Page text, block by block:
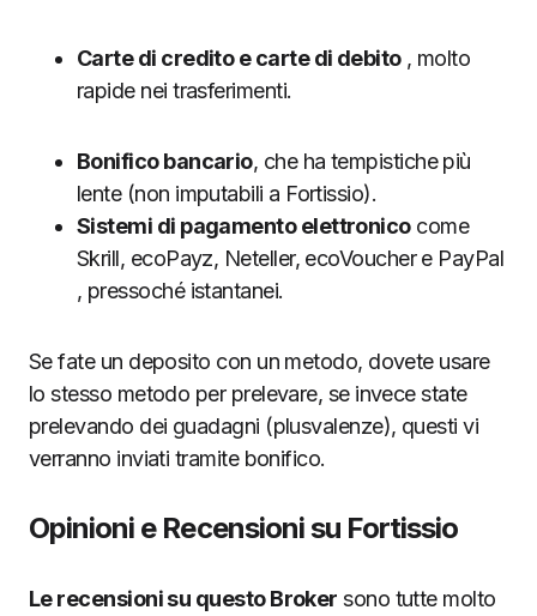
Carte di credito e carte di debito, molto
rapide nei trasferimenti.
Bonifico bancario, che ha tempistiche più
lente (non imputabili a Fortissio).
Sistemi di pagamento elettronicocome
Skrill, ecoPayz, Neteller, ecoVoucher e PayPal
, pressoché istantanei.
Se fate un deposito con un metodo, dovete usare
lo stesso metodo per prelevare, se invece state
prelevando dei guadagni (plusvalenze), questi vi
verranno inviati tramite bonifico.
Opinioni e Recensioni su Fortissio
Le recensioni su questo Broker sono tutte molto